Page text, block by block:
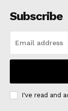
Subscribe
I've read and